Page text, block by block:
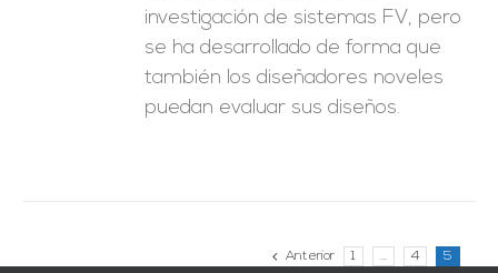
investigación de sistemas FV, pero
se ha desarrollado de forma que
también los diseñadores noveles
puedan evaluar sus diseños.
Anterior 1 … 4 5